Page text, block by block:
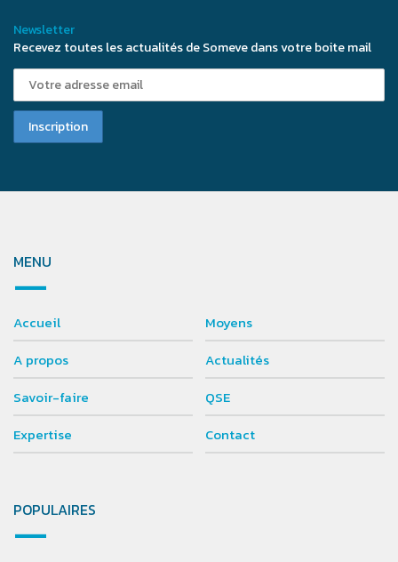
Newsletter
Recevez toutes les actualités de Someve dans votre boite mail
MENU
Accueil
A propos
Savoir-faire
Expertise
Moyens
Actualités
QSE
Contact
POPULAIRES